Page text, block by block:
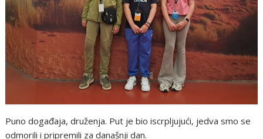
Puno događaja, druženja. Put je bio iscrpljujući, jedva smo se
odmorili i pripremili za današnji dan.